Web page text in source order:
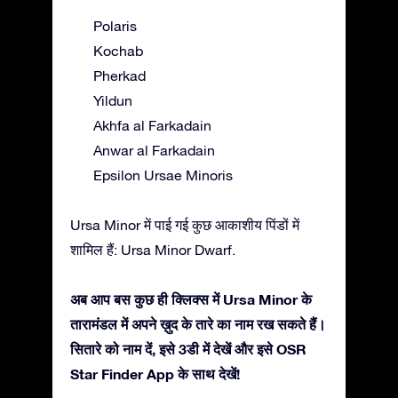
Polaris
Kochab
Pherkad
Yildun
Akhfa al Farkadain
Anwar al Farkadain
Epsilon Ursae Minoris
Ursa Minor में पाई गई कुछ आकाशीय पिंडों में
शामिल हैं: Ursa Minor Dwarf.
अब आप बस कुछ ही क्लिक्स में Ursa Minor के
तारामंडल में अपने ख़ुद के तारे का नाम रख सकते हैं।
सितारे को नाम दें, इसे 3डी में देखें और इसे OSR
Star Finder App के साथ देखें!